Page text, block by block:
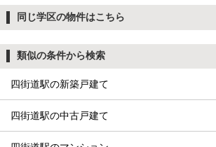
同じ学区の物件はこちら
類似の条件から検索
四街道駅の新築戸建て
四街道駅の中古戸建て